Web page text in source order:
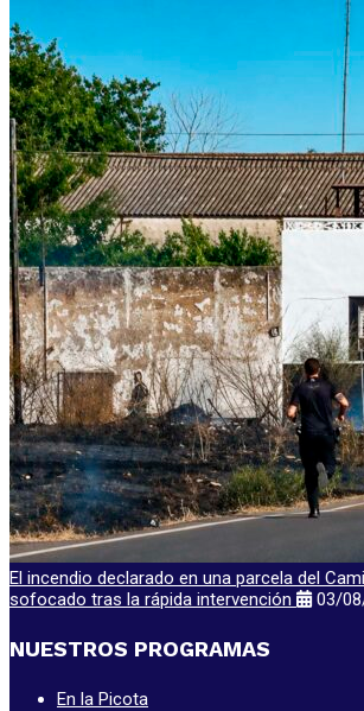
El incendio declarado en una parcela del
sofocado tras la rápida intervención
03/
NUESTROS PROGRAMAS
En la Picota